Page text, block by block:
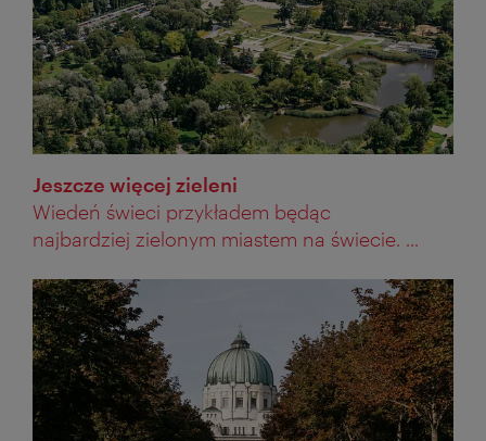
Jeszcze więcej zieleni
Wiedeń świeci przykładem będąc
najbardziej zielonym miastem na świecie. ...